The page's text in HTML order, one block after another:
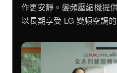
作更安靜。變頻壓縮機提
以長期享受 LG 變頻空調